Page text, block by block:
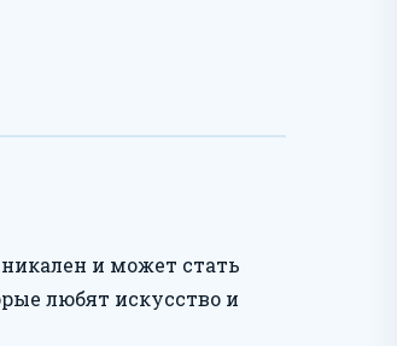
и может стать
любят искусство и